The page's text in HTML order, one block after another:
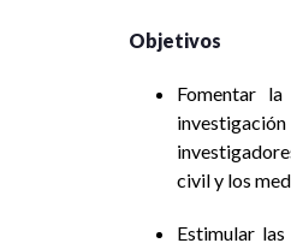
Objetivos
Fomentar
civil y los
Estimular